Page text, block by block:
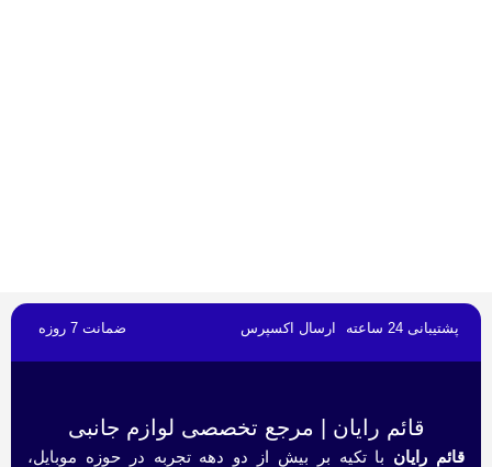
پشتیبانی 24 ساعته ارسال اکسپرس ضمانت 7 روزه
قائم رایان | مرجع تخصصی لوازم جانبی
قائم رایان با تکیه بر بیش از دو دهه تجربه در حوزه موبایل،